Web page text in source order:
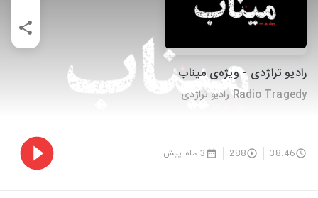
رادیو تراژدی - ویژه‌ی میناب
Radio Tragedy رادیو تراژدی
38:46
288 3 ماه پیش